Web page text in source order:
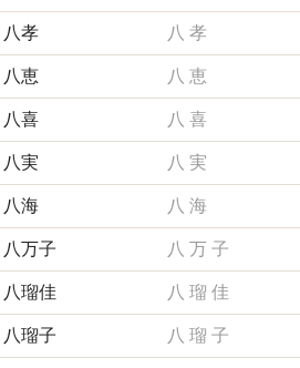
八孝 八 孝
八恵 八 恵
八喜 八 喜
八実 八 実
八海 八 海
八万子 八 万 子
八瑠佳 八 瑠 佳
八瑠子 八 瑠 子